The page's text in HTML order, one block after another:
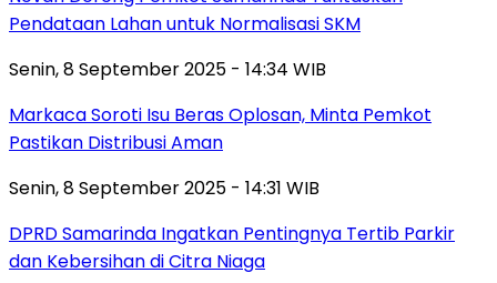
Pendataan Lahan untuk Normalisasi SKM
Senin, 8 September 2025 - 14:34 WIB
Markaca Soroti Isu Beras Oplosan, Minta Pemkot
Pastikan Distribusi Aman
Senin, 8 September 2025 - 14:31 WIB
DPRD Samarinda Ingatkan Pentingnya Tertib Parkir
dan Kebersihan di Citra Niaga